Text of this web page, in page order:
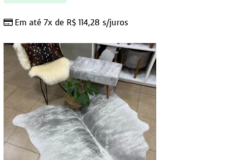
Em até 7x de R$ 114,28 s/juros